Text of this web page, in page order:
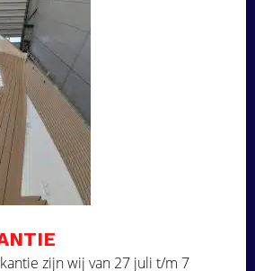
op maat ontvangen voor
voor uw boot? Vraag een
offerte aan!
Offerte aanvragen
Ga naar
Over ons
Projecten
zijn wij van 27 juli t/m 7
cookies om uw
Door
stemt u in met
met ons